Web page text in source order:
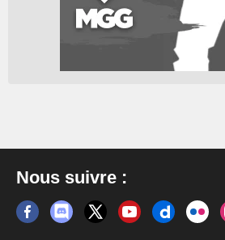
Nous suivre :